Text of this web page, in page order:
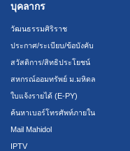
บุคลากร
วัฒนธรรมศิริราช
ประกาศ/ระเบียบ/ข้อบังคับ
สวัสดิการ/สิทธิประโยชน์
สหกรณ์ออมทรัพย์ ม.มหิดล
ใบแจ้งรายได้ (E-PY)
ค้นหาเบอร์โทรศัพท์ภายใน
Mail Mahidol
IPTV